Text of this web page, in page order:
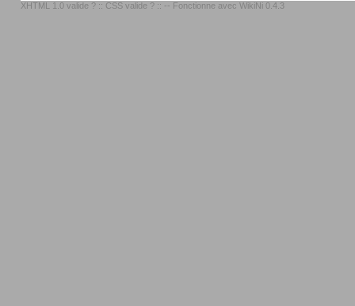
XHTML 1.0 valide ? :: CSS valide ? :: -- Fonctionne avec WikiNi 0.4.3